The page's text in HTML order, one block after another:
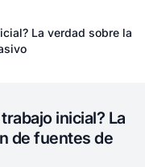
La verdad sobre la
inicial? La
de fuentes de